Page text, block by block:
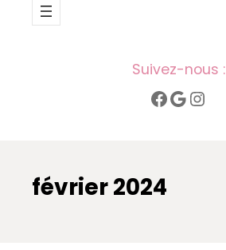
Suivez-nous :
Facebook Google Instagram
février 2024